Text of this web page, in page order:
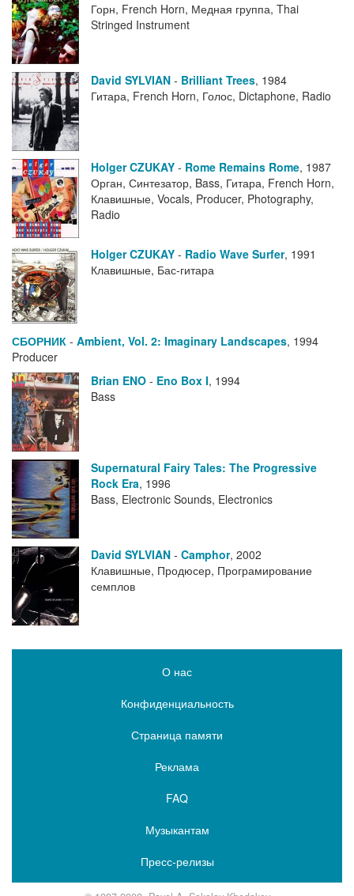
Горн, French Horn, Медная группа, Thai
Stringed Instrument
David SYLVIAN - Brilliant Trees, 1984
Гитара, French Horn, Голос, Dictaphone, Radio
Holger CZUKAY - Rome Remains Rome, 1987
Орган, Синтезатор, Bass, Гитара, French Horn,
Клавишные, Vocals, Producer, Photography,
Radio
Holger CZUKAY - Radio Wave Surfer, 1991
Клавишные, Бас-гитара
СБОРНИК - Ambient, Vol. 2: Imaginary Landscapes, 1994
Producer
Brian ENO - Eno Box I, 1994
Bass
Supernatural Fairy Tales: The Progressive
Rock Era, 1996
Bass, Electronic Sounds, Electronics
David SYLVIAN - Camphor, 2002
Клавишные, Продюсер, Програмирование
семплов
О нас
Конфиденциальность
Страница памяти
Реклама
FAQ
Музыкантам
Пресс-релизы